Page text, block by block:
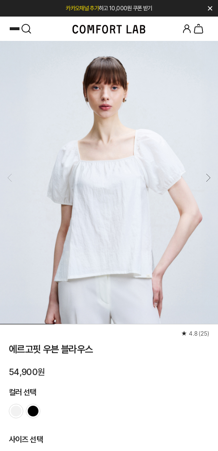
첫 구매 시 베스트셀러 50% 즉시 할인 ✕
★ 4.8 (25)
에르고핏 우븐 블라우스
54,900원
컬러 선택
사이즈 선택